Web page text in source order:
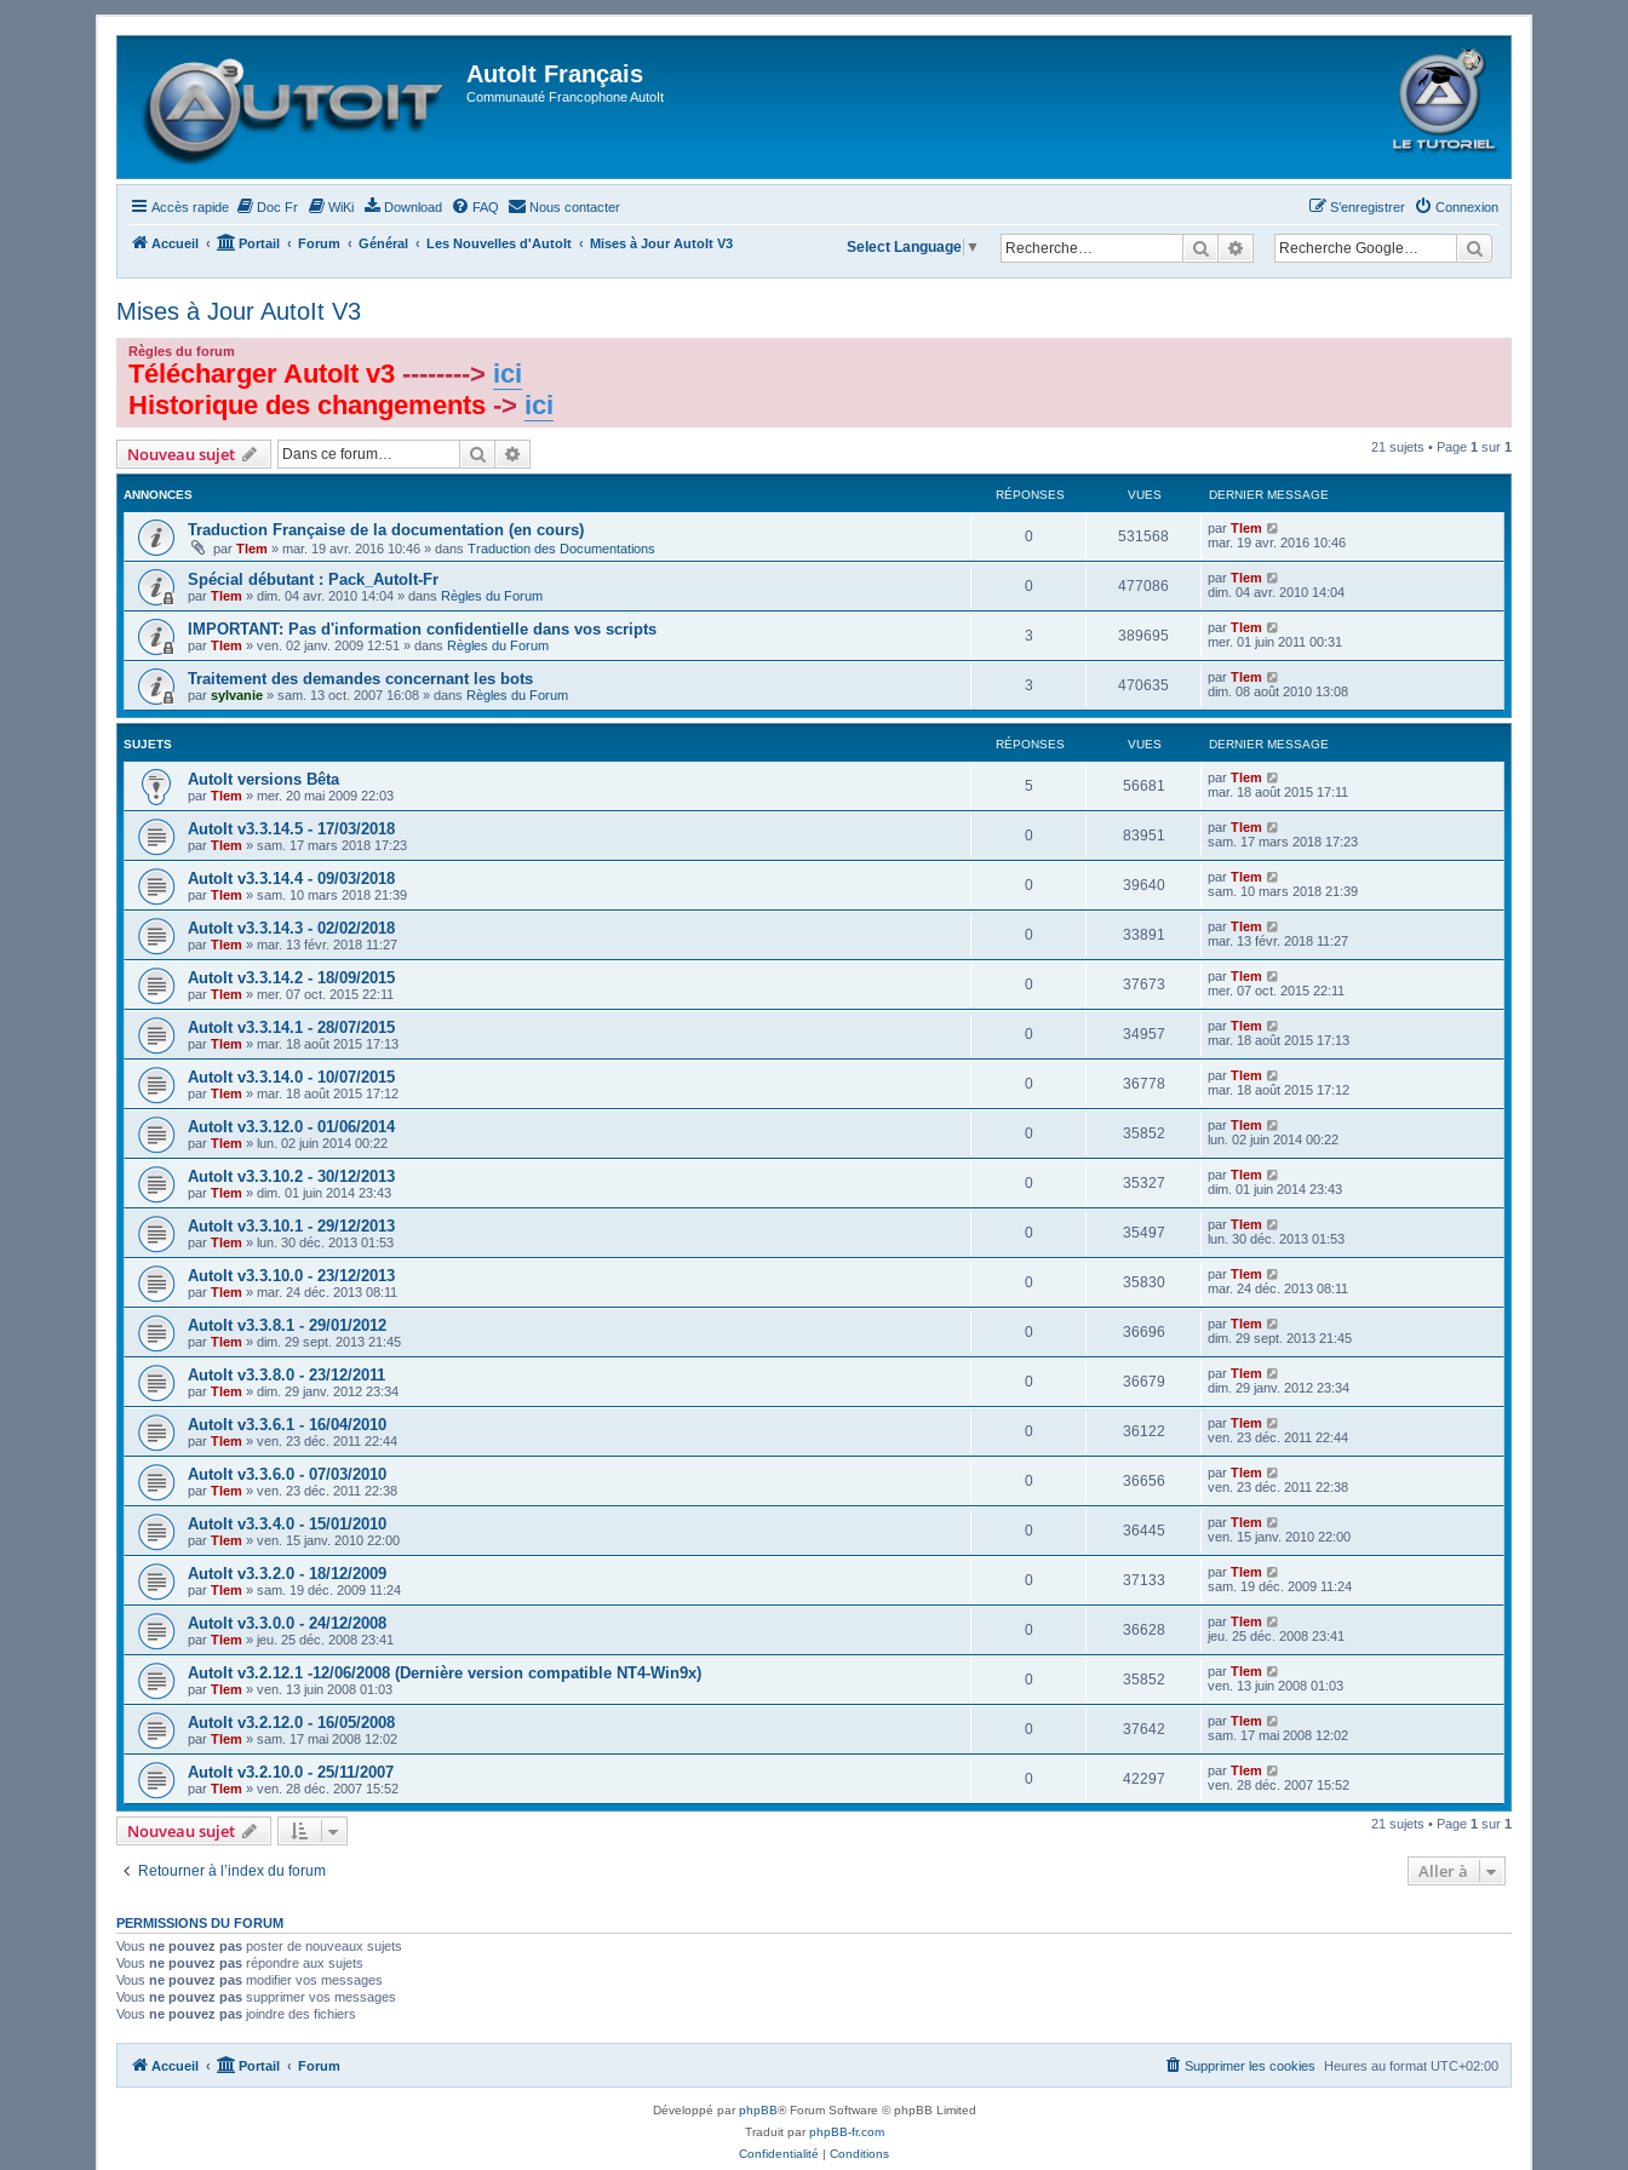
AutoIt Français
Communauté Francophone AutoIt
Accès rapide Doc Fr WiKi Download FAQ Nous contacter Connexion
S’enregistrer
Accueil Portail Forum Général Les Nouvelles d'AutoIt Mises à Jour AutoIt V3 RechercherRecherche avancée
Select Language ▼
Mises à Jour AutoIt V3
Règles du forum
Télécharger AutoIt v3 --------> ici
Historique des changements -> ici
Nouveau sujet Rechercher 21 sujets • Page 1 sur 1
ANNONCES RÉPONSES VUES DERNIER MESSAGE
Traduction Française de la documentation (en cours)
par Tlem » mar. 19 avr. 2016 10:46 » dans Traduction des Documentations
0 531568 par Tlem
mar. 19 avr. 2016 10:46
Spécial débutant : Pack_AutoIt-Fr
par Tlem » dim. 04 avr. 2010 14:04 » dans Règles du Forum
0 477086 par Tlem
dim. 04 avr. 2010 14:04
IMPORTANT: Pas d'information confidentielle dans vos scripts
par Tlem » ven. 02 janv. 2009 12:51 » dans Règles du Forum
3 389695 par Tlem
mer. 01 juin 2011 00:31
Traitement des demandes concernant les bots
par sylvanie » sam. 13 oct. 2007 16:08 » dans Règles du Forum
3 470635 par Tlem
dim. 08 août 2010 13:08
SUJETS RÉPONSES VUES DERNIER MESSAGE
AutoIt versions Bêta
par Tlem » mer. 20 mai 2009 22:03
5 56681 par Tlem
mar. 18 août 2015 17:11
AutoIt v3.3.14.5 - 17/03/2018
par Tlem » sam. 17 mars 2018 17:23
0 83951 par Tlem
sam. 17 mars 2018 17:23
AutoIt v3.3.14.4 - 09/03/2018
par Tlem » sam. 10 mars 2018 21:39
0 39640 par Tlem
sam. 10 mars 2018 21:39
AutoIt v3.3.14.3 - 02/02/2018
par Tlem » mar. 13 févr. 2018 11:27
0 33891 par Tlem
mar. 13 févr. 2018 11:27
AutoIt v3.3.14.2 - 18/09/2015
par Tlem » mer. 07 oct. 2015 22:11
0 37673 par Tlem
mer. 07 oct. 2015 22:11
AutoIt v3.3.14.1 - 28/07/2015
par Tlem » mar. 18 août 2015 17:13
0 34957 par Tlem
mar. 18 août 2015 17:13
AutoIt v3.3.14.0 - 10/07/2015
par Tlem » mar. 18 août 2015 17:12
0 36778 par Tlem
mar. 18 août 2015 17:12
AutoIt v3.3.12.0 - 01/06/2014
par Tlem » lun. 02 juin 2014 00:22
0 35852 par Tlem
lun. 02 juin 2014 00:22
AutoIt v3.3.10.2 - 30/12/2013
par Tlem » dim. 01 juin 2014 23:43
0 35327 par Tlem
dim. 01 juin 2014 23:43
AutoIt v3.3.10.1 - 29/12/2013
par Tlem » lun. 30 déc. 2013 01:53
0 35497 par Tlem
lun. 30 déc. 2013 01:53
AutoIt v3.3.10.0 - 23/12/2013
par Tlem » mar. 24 déc. 2013 08:11
0 35830 par Tlem
mar. 24 déc. 2013 08:11
AutoIt v3.3.8.1 - 29/01/2012
par Tlem » dim. 29 sept. 2013 21:45
0 36696 par Tlem
dim. 29 sept. 2013 21:45
AutoIt v3.3.8.0 - 23/12/2011
par Tlem » dim. 29 janv. 2012 23:34
0 36679 par Tlem
dim. 29 janv. 2012 23:34
AutoIt v3.3.6.1 - 16/04/2010
par Tlem » ven. 23 déc. 2011 22:44
0 36122 par Tlem
ven. 23 déc. 2011 22:44
AutoIt v3.3.6.0 - 07/03/2010
par Tlem » ven. 23 déc. 2011 22:38
0 36656 par Tlem
ven. 23 déc. 2011 22:38
AutoIt v3.3.4.0 - 15/01/2010
par Tlem » ven. 15 janv. 2010 22:00
0 36445 par Tlem
ven. 15 janv. 2010 22:00
AutoIt v3.3.2.0 - 18/12/2009
par Tlem » sam. 19 déc. 2009 11:24
0 37133 par Tlem
sam. 19 déc. 2009 11:24
AutoIt v3.3.0.0 - 24/12/2008
par Tlem » jeu. 25 déc. 2008 23:41
0 36628 par Tlem
jeu. 25 déc. 2008 23:41
AutoIt v3.2.12.1 -12/06/2008 (Dernière version compatible NT4-Win9x)
par Tlem » ven. 13 juin 2008 01:03
0 35852 par Tlem
ven. 13 juin 2008 01:03
AutoIt v3.2.12.0 - 16/05/2008
par Tlem » sam. 17 mai 2008 12:02
0 37642 par Tlem
sam. 17 mai 2008 12:02
AutoIt v3.2.10.0 - 25/11/2007
par Tlem » ven. 28 déc. 2007 15:52
0 42297 par Tlem
ven. 28 déc. 2007 15:52
Nouveau sujet 21 sujets • Page 1 sur 1
Retourner à l’index du forum Aller à
PERMISSIONS DU FORUM
Vous ne pouvez pas poster de nouveaux sujets
Vous ne pouvez pas répondre aux sujets
Vous ne pouvez pas modifier vos messages
Vous ne pouvez pas supprimer vos messages
Vous ne pouvez pas joindre des fichiers
Accueil Portail Forum Heures au format UTC+02:00
Supprimer les cookies
Développé parphpBB® Forum Software © phpBB Limited
Traduit parphpBB-fr.com
Confidentialité | Conditions